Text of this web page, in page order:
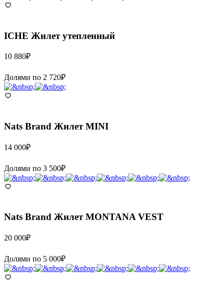
ICHE Жилет утепленный
10 880₽
Долями по 2 720₽
Nats Brand Жилет MINI
14 000₽
Долями по 3 500₽
Nats Brand Жилет MONTANA VEST
20 000₽
Долями по 5 000₽